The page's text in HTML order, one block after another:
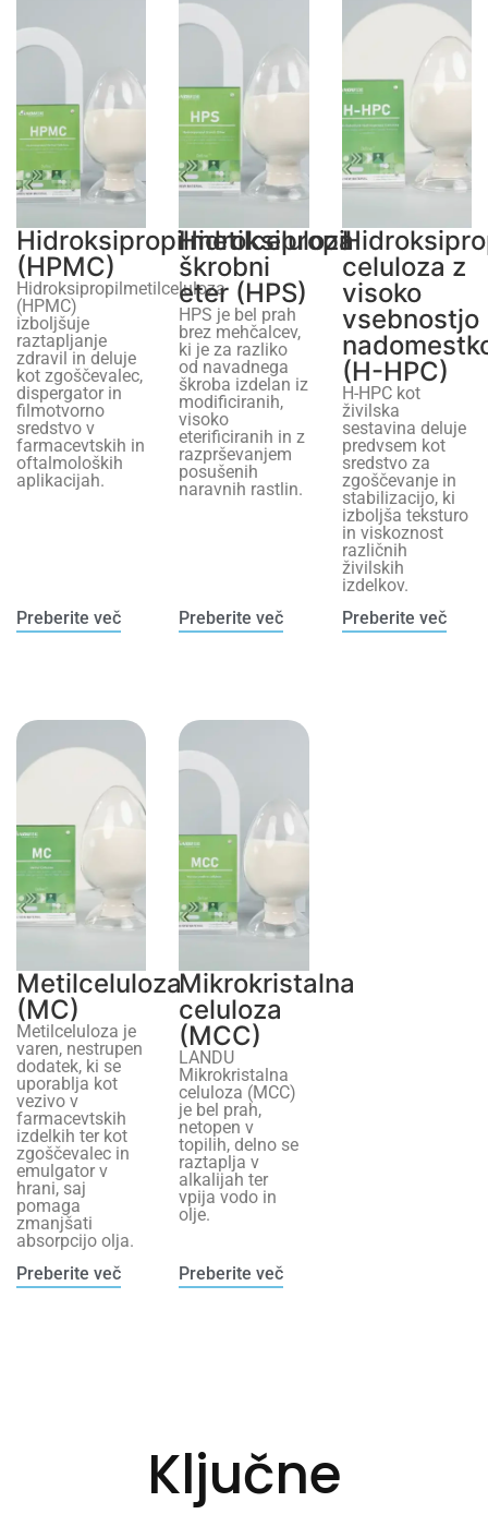
Hidroksipropilmetilceluloza
(HPMC)
Hidroksipropilmetilceluloza
(HPMC)
izboljšuje
raztapljanje
zdravil in deluje
kot zgoščevalec,
dispergator in
filmotvorno
sredstvo v
farmacevtskih in
oftalmoloških
aplikacijah.
Preberite več
Hidroksipropil
škrobni
eter (HPS)
HPS je bel prah
brez mehčalcev,
ki je za razliko
od navadnega
škroba izdelan iz
modificiranih,
visoko
eterificiranih in z
razprševanjem
posušenih
naravnih rastlin.
Preberite več
celuloza z
visoko
vsebnostjo
(H-HPC)
H-HPC kot
živilska
sestavina deluje
predvsem kot
sredstvo za
zgoščevanje in
stabilizacijo, ki
izboljša teksturo
in viskoznost
različnih
živilskih
izdelkov.
Preberite več
Metilceluloza
(MC)
Metilceluloza je
varen, nestrupen
dodatek, ki se
uporablja kot
vezivo v
farmacevtskih
izdelkih ter kot
zgoščevalec in
emulgator v
hrani, saj
pomaga
zmanjšati
absorpcijo olja.
Preberite več
Mikrokristalna
celuloza
(MCC)
LANDU
Mikrokristalna
celuloza (MCC)
je bel prah,
netopen v
topilih, delno se
raztaplja v
alkalijah ter
vpija vodo in
olje.
Preberite več
Ključne